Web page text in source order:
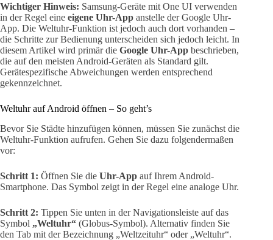
Wichtiger Hinweis: Samsung-Geräte mit One UI verwenden
in der Regel eine eigene Uhr-App anstelle der Google Uhr-
App. Die Weltuhr-Funktion ist jedoch auch dort vorhanden –
die Schritte zur Bedienung unterscheiden sich jedoch leicht. In
diesem Artikel wird primär die Google Uhr-App beschrieben,
die auf den meisten Android-Geräten als Standard gilt.
Gerätespezifische Abweichungen werden entsprechend
gekennzeichnet.
Weltuhr auf Android öffnen – So geht’s
Bevor Sie Städte hinzufügen können, müssen Sie zunächst die
Weltuhr-Funktion aufrufen. Gehen Sie dazu folgendermaßen
vor:
Schritt 1: Öffnen Sie die Uhr-App auf Ihrem Android-
Smartphone. Das Symbol zeigt in der Regel eine analoge Uhr.
Schritt 2: Tippen Sie unten in der Navigationsleiste auf das
Symbol „Weltuhr“ (Globus-Symbol). Alternativ finden Sie
den Tab mit der Bezeichnung „Weltzeituhr“ oder „Weltuhr“.